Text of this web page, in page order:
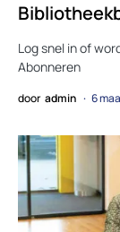
Log snel in of
Abonneren
door admin 6